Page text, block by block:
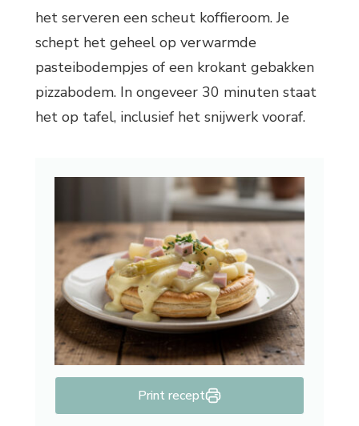
het serveren een scheut koffieroom. Je
schept het geheel op verwarmde
pasteibodempjes of een krokant gebakken
pizzabodem. In ongeveer 30 minuten staat
het op tafel, inclusief het snijwerk vooraf.
Print recept